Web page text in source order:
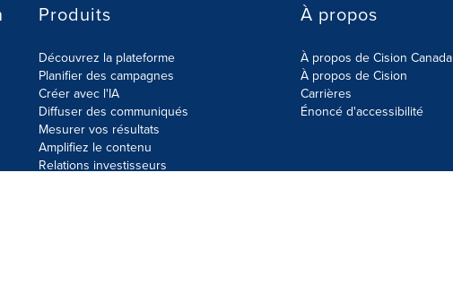
Produits
Découvrez la plateforme
Planifier des campagnes
Créer avec l'IA
Diffuser des communiqués
Mesurer vos résultats
Amplifiez le contenu
Relations investisseurs
À propos
À propos de Cision Canada
À propos de Cision
Carrières
Énoncé d'accessibilité